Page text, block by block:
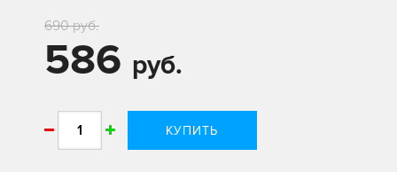
586 руб.
690 руб.
КУПИТЬ